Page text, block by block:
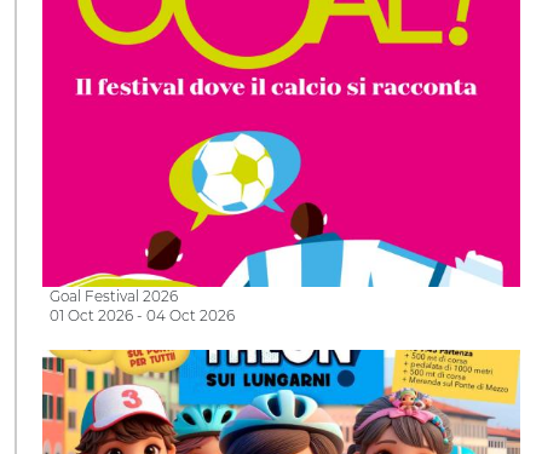
Goal Festival 2026
01 Oct 2026 - 04 Oct 2026